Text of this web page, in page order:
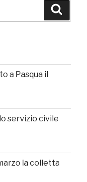
a Pasqua il
servizio civile
la colletta